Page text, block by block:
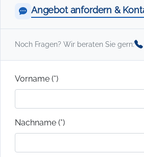
Angebot anfordern &
Noch Fragen? Wir beraten Sie gern:
Vorname (*)
Nachname (*)